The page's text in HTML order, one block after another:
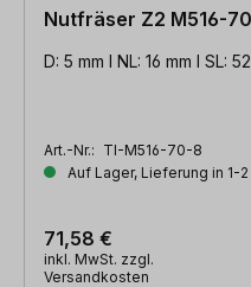
Nutfräser Z2 M516-
D: 5 mm l NL: 16 mm l SL:
Art.-Nr.: TI-M516-70-8
Auf Lager, Lieferung in 1-
71,58 €
inkl. MwSt. zzgl.
Versandkosten